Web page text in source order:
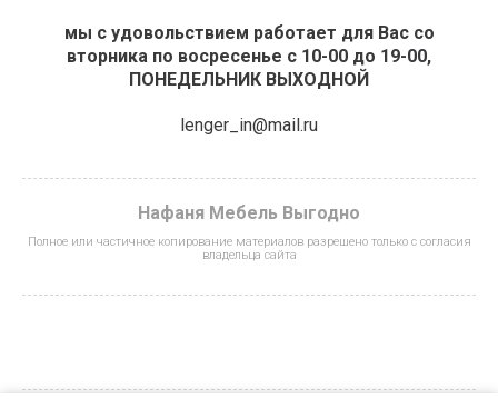
мы с удовольствием работает для Вас со
вторника по восресенье с 10-00 до 19-00,
ПОНЕДЕЛЬНИК ВЫХОДНОЙ
lenger_in@mail.ru
Нафаня Мебель Выгодно
Полное или частичное копирование материалов разрешено только с согласия
владельца сайта